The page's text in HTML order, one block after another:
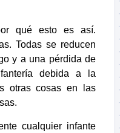
qué esto es así.
Todas se reducen
y a una pérdida de
debida a la
otras cosas en las
cualquier infante